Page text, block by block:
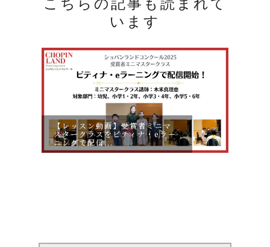
います
【レッスン動画】受賞者ミニマ
スタークラスをピティナ・eラー
ニングで配信...